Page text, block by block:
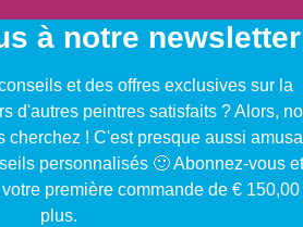
à notre newsletter
et des offres exclusives sur la
d'autres peintres satisfaits ? Alors,
cherchez ! C'est presque aussi
personnalisés 🙂 Abonnez-vous et
première commande de € 150,00
plus.